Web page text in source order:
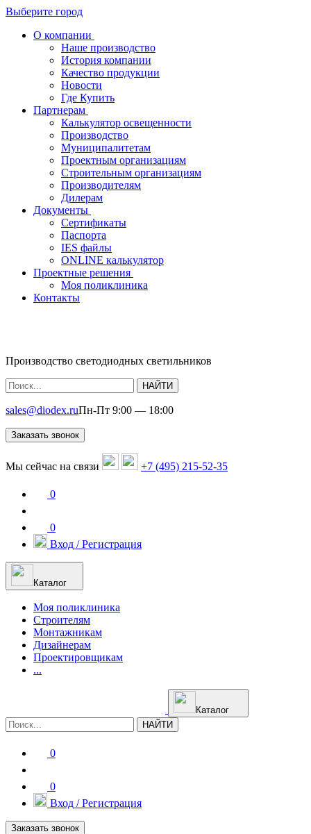
Выберите город
О компании
Наше производство
История компании
Качество продукции
Новости
Где Купить
Партнерам
Калькулятор освещенности
Производство
Муниципалитетам
Проектным организациям
Строительным организациям
Производителям
Дилерам
Документы
Сертификаты
Паспорта
IES файлы
ONLINE калькулятор
Проектные решения
Моя поликлиника
Контакты
Производство светодиодных светильников
НАЙТИ
sales@diodex.ruПн-Пт 9:00 — 18:00
Заказать звонок
Мы сейчас на связи +7 (495) 215-52-35
0
0
Вход / Регистрация
Каталог
Моя поликлиника
Строителям
Монтажникам
Дизайнерам
Проектировщикам
...
Каталог
НАЙТИ
0
0
Вход / Регистрация
Заказать звонок